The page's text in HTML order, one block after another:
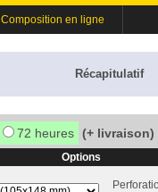
Composition en ligne
Récapitulatif
72 heures (+ livraison)
Options